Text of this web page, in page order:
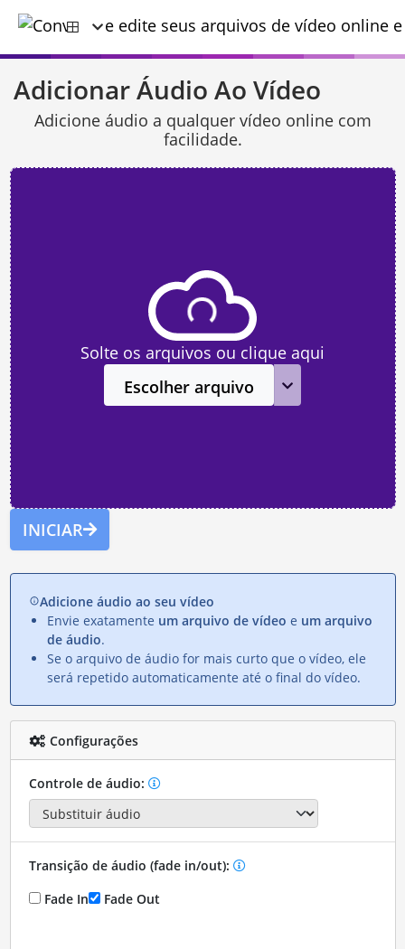
Adicionar Áudio Ao Vídeo
Adicione áudio a qualquer vídeo online com
facilidade.
Solte os arquivos ou clique aqui
Escolher arquivo
INICIAR
Adicione áudio ao seu vídeo
Envie exatamente um arquivo de vídeo e um arquivo
de áudio.
Se o arquivo de áudio for mais curto que o vídeo, ele
será repetido automaticamente até o final do vídeo.
Configurações
Controle de áudio:
Transição de áudio (fade in/out):
Fade In
Fade Out